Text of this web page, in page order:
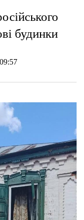
будинки